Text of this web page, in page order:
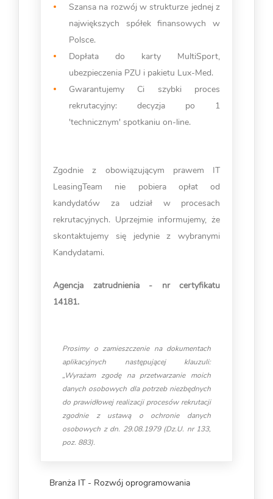
Szansa na rozwój w strukturze jednej z
największych spółek finansowych w
Polsce.
Dopłata do karty MultiSport,
ubezpieczenia PZU i pakietu Lux-Med.
Gwarantujemy Ci szybki proces
rekrutacyjny: decyzja po 1
'technicznym' spotkaniu on-line.
Zgodnie z obowiązującym prawem IT
LeasingTeam nie pobiera opłat od
kandydatów za udział w procesach
rekrutacyjnych. Uprzejmie informujemy, że
skontaktujemy się jedynie z wybranymi
Kandydatami.
Agencja zatrudnienia - nr certyfikatu
14181.
Prosimy o zamieszczenie na dokumentach
aplikacyjnych następującej klauzuli:
„Wyrażam zgodę na przetwarzanie moich
danych osobowych dla potrzeb niezbędnych
do prawidłowej realizacji procesów rekrutacji
zgodnie z ustawą o ochronie danych
osobowych z dn. 29.08.1979 (Dz.U. nr 133,
poz. 883).
Branża IT - Rozwój oprogramowania